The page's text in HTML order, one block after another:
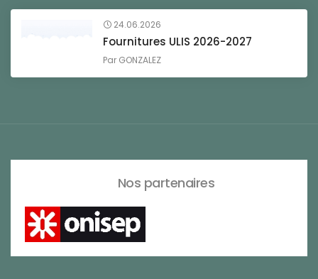
24.06.2026
Fournitures ULIS 2026-2027
Par GONZALEZ
Nos partenaires